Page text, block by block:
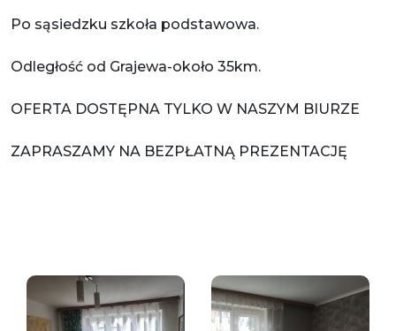
Po sąsiedzku szkoła podstawowa.
Odległość od Grajewa-około 35km.
OFERTA DOSTĘPNA TYLKO W NASZYM BIURZE
ZAPRASZAMY NA BEZPŁATNĄ PREZENTACJĘ